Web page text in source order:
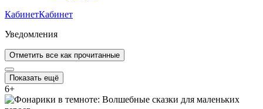
КабинетКабинет
Уведомления
Отметить все как прочитанные
Показать ещё
6+